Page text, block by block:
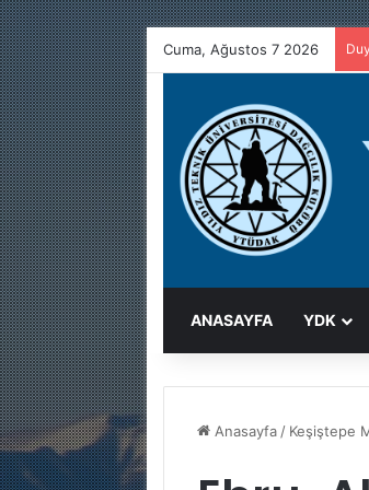
Cuma, Ağustos 7 2026
ANASAYFA YDK
Anasayfa / Keşiştepe